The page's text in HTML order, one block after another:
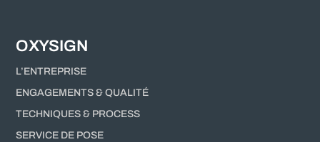
OXYSIGN
L’ENTREPRISE
ENGAGEMENTS & QUALITÉ
TECHNIQUES & PROCESS
SERVICE DE POSE